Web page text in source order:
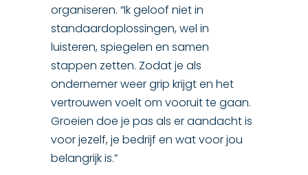
organiseren. “Ik geloof niet in
standaardoplossingen, wel in
luisteren, spiegelen en samen
stappen zetten. Zodat je als
ondernemer weer grip krijgt en het
vertrouwen voelt om vooruit te gaan.
Groeien doe je pas als er aandacht is
voor jezelf, je bedrijf en wat voor jou
belangrijk is.”